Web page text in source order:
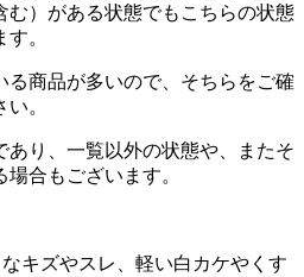
む）がある状態でもこちらの状態
。
商品が多いので、そちらをご確
。
り、一覧以外の状態や、またそ
合もございます。
キズやスレ、軽い白カケやくす